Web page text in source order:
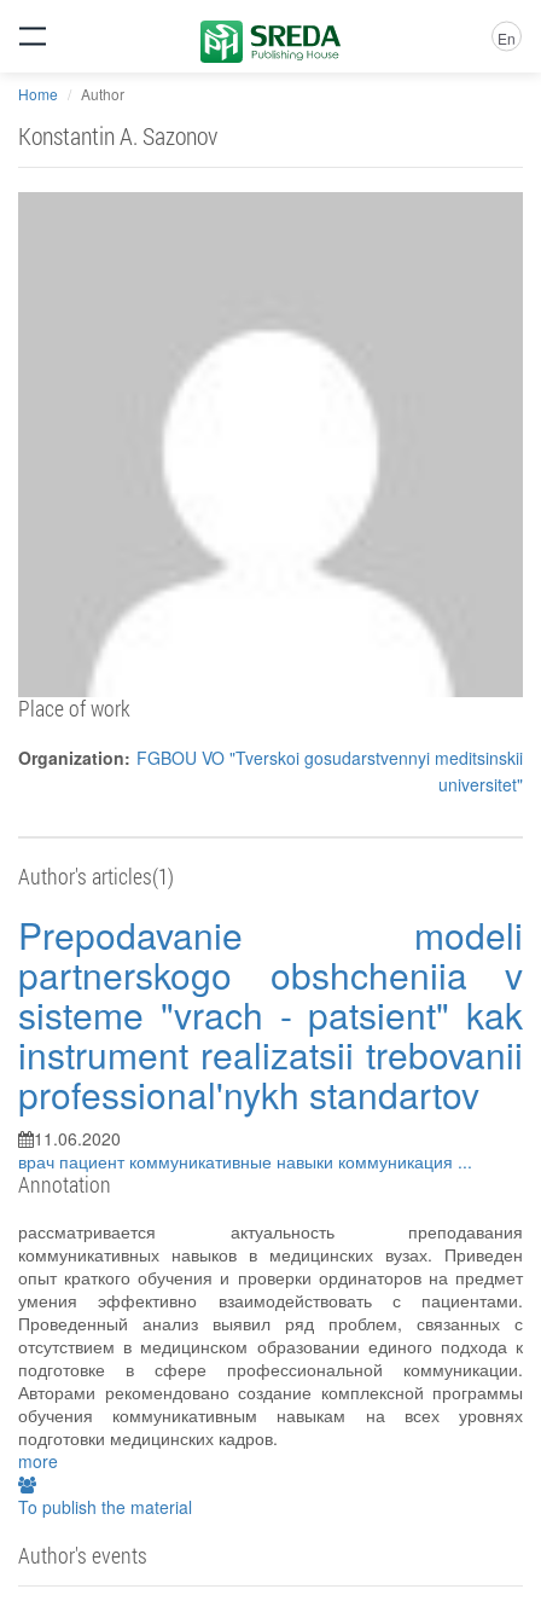
En
Home Author
Konstantin A. Sazonov
Place of work
Organization: FGBOU VO "Tverskoi gosudarstvennyi meditsinskii
universitet"
Author's articles(1)
Prepodavanie modeli
partnerskogo obshcheniia v
sisteme "vrach - patsient" kak
instrument realizatsii trebovanii
professional'nykh standartov
11.06.2020
врач пациент коммуникативные навыки коммуникация ...
Annotation
рассматривается актуальность преподавания
коммуникативных навыков в медицинских вузах. Приведен
опыт краткого обучения и проверки ординаторов на предмет
умения эффективно взаимодействовать с пациентами.
Проведенный анализ выявил ряд проблем, связанных с
отсутствием в медицинском образовании единого подхода к
подготовке в сфере профессиональной коммуникации.
Авторами рекомендовано создание комплексной программы
обучения коммуникативным навыкам на всех уровнях
подготовки медицинских кадров.
more
To publish the material
Author's events